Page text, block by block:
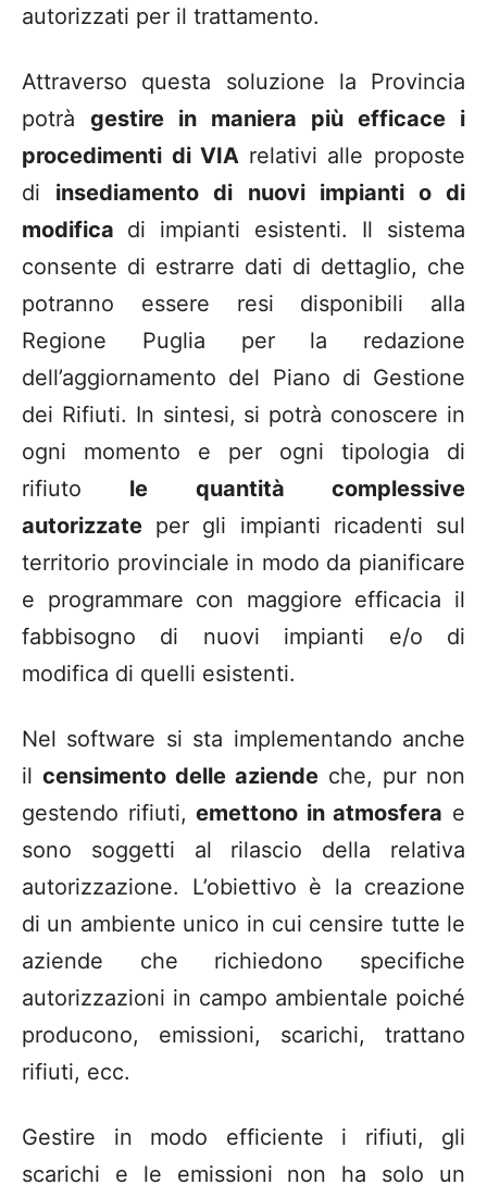
autorizzati per il trattamento.
Attraverso questa soluzione la Provincia
potrà gestire in maniera più efficace i
procedimenti di VIA relativi alle proposte
di insediamento di nuovi impianti o di
modifica di impianti esistenti. Il sistema
consente di estrarre dati di dettaglio, che
potranno essere resi disponibili alla
Regione Puglia per la redazione
dell’aggiornamento del Piano di Gestione
dei Rifiuti. In sintesi, si potrà conoscere in
ogni momento e per ogni tipologia di
rifiuto le quantità complessive
autorizzate per gli impianti ricadenti sul
territorio provinciale in modo da pianificare
e programmare con maggiore efficacia il
fabbisogno di nuovi impianti e/o di
modifica di quelli esistenti.
Nel software si sta implementando anche
il censimento delle aziende che, pur non
gestendo rifiuti,emettono in atmosfera e
sono soggetti al rilascio della relativa
autorizzazione. L’obiettivo è la creazione
di un ambiente unico in cui censire tutte le
aziende che richiedono specifiche
autorizzazioni in campo ambientale poiché
producono, emissioni, scarichi, trattano
rifiuti, ecc.
Gestire in modo efficiente i rifiuti, gli
scarichi e le emissioni non ha solo un